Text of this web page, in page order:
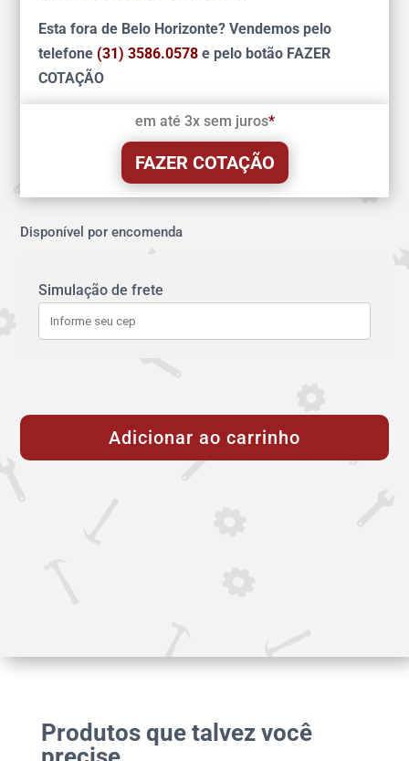
Esta fora de Belo Horizonte? Vendemos pelo
telefone (31) 3586.0578 e pelo botão FAZER
COTAÇÃO
em até 3x sem juros*
FAZER COTAÇÃO
Disponível por encomenda
Simulação de frete
Gaveta
com
Adicionar ao carrinho
Produtos que talvez você